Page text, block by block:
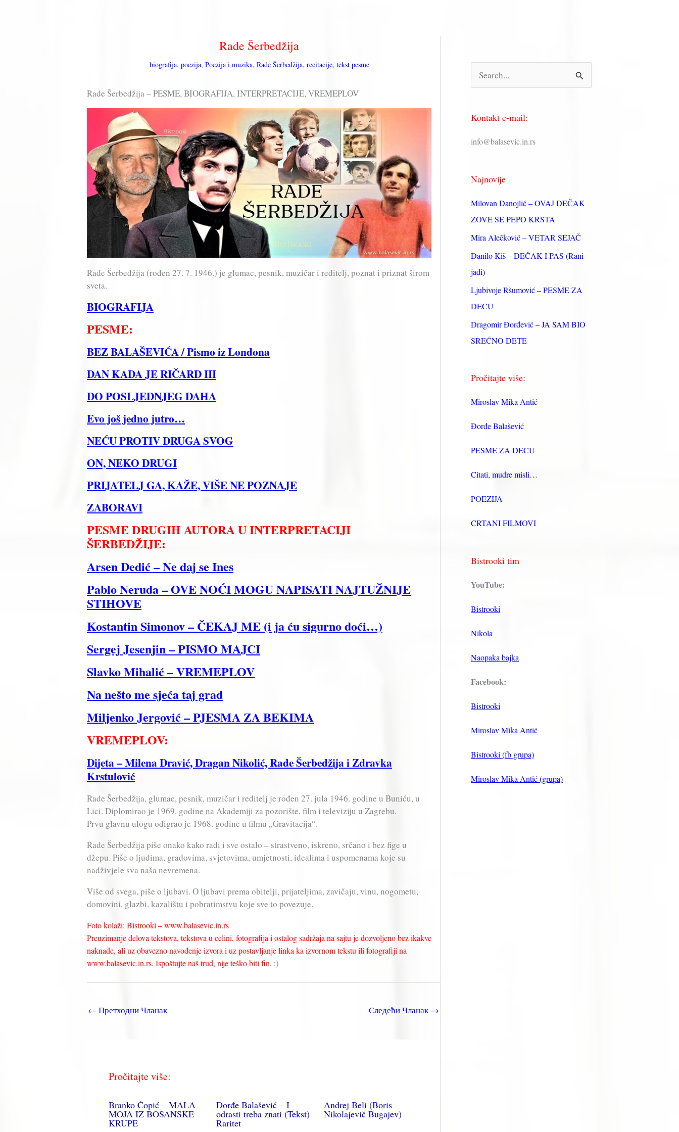
Rade Šerbedžija
biografija, poezija, Poezija i muzika, Rade Šerbedžija, recitacije, tekst pesme
Rade Šerbedžija – PESME, BIOGRAFIJA, INTERPRETACIJE, VREMEPLOV
Rade Šerbedžija (rođen 27. 7. 1946.) je glumac, pesnik, muzičar i reditelj, poznat i priznat širom
sveta.
BIOGRAFIJA
PESME:
BEZ BALAŠEVIĆA / Pismo iz Londona
DAN KADA JE RIČARD III
DO POSLJEDNJEG DAHA
Evo još jedno jutro…
NEĆU PROTIV DRUGA SVOG
ON, NEKO DRUGI
PRIJATELJ GA, KAŽE, VIŠE NE POZNAJE
ZABORAVI
PESME DRUGIH AUTORA U INTERPRETACIJI
ŠERBEDŽIJE:
Arsen Dedić – Ne daj se Ines
Pablo Neruda – OVE NOĆI MOGU NAPISATI NAJTUŽNIJE
STIHOVE
Kostantin Simonov – ČEKAJ ME (i ja ću sigurno doći…)
Sergej Jesenjin – PISMO MAJCI
Slavko Mihalić – VREMEPLOV
Na nešto me sjeća taj grad
Miljenko Jergović – PJESMA ZA BEKIMA
VREMEPLOV:
Dijeta – Milena Dravić, Dragan Nikolić, Rade Šerbedžija i Zdravka
Krstulović
Rade Šerbedžija, glumac, pesnik, muzičar i reditelj je rođen 27. jula 1946. godine u Buniću, u
Lici. Diplomirao je 1969. godine na Akademiji za pozorište, film i televiziju u Zagrebu.
Prvu glavnu ulogu odigrao je 1968. godine u filmu „Gravitacija“.
Rade Šerbedžija piše onako kako radi i sve ostalo – strastveno, iskreno, srčano i bez fige u
džepu. Piše o ljudima, gradovima, svjetovima, umjetnosti, idealima i uspomenama koje su
nadživjele sva naša nevremena.
Više od svega, piše o ljubavi. O ljubavi prema obitelji, prijateljima, zavičaju, vinu, nogometu,
domovini, glazbi, kazalištu i pobratimstvu koje sve to povezuje.
Foto kolaži: Bistrooki – www.balasevic.in.rs
Preuzimanje delova tekstova, tekstova u celini, fotografija i ostalog sadržaja na sajtu je dozvoljeno bez ikakve
naknade, ali uz obavezno navođenje izvora i uz postavljanje linka ka izvornom tekstu ili fotografiji na
www.balasevic.in.rs. Ispoštujte naš trud, nije teško biti fin. :)
← Претходни Чланак Следећи Чланак→
Pročitajte više:
Branko Ćopić – MALA
MOJA IZ BOSANSKE
KRUPE
Đorđe Balašević – I
odrasti treba znati (Tekst)
Raritet
Andrej Beli (Boris
Nikolajevič Bugajev)
р
т
а
з
а
Kontakt e-mail:
info@balasevic.in.rs
Najnovije
Milovan Danojlić – OVAJ DEČAK
ZOVE SE PEPO KRSTA
Mira Alečković – VETAR SEJAČ
Danilo Kiš – DEČAK I PAS (Rani
jadi)
Ljubivoje Ršumović – PESME ZA
DECU
Dragomir Đorđević – JA SAM BIO
SREĆNO DETE
Pročitajte više:
Miroslav Mika Antić
Đorđe Balašević
PESME ZA DECU
Citati, mudre misli…
POEZIJA
CRTANI FILMOVI
Bistrooki tim
YouTube:
Bistrooki
Nikola
Naopaka bajka
Facebook:
Bistrooki
Miroslav Mika Antić
Bistrooki (fb grupa)
Miroslav Mika Antić (grupa)